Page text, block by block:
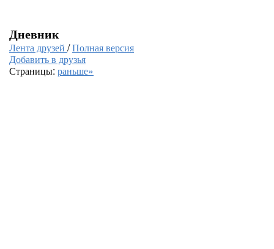
Дневник
Лента друзей /Полная версия
Добавить в друзья
Страницы: раньше»